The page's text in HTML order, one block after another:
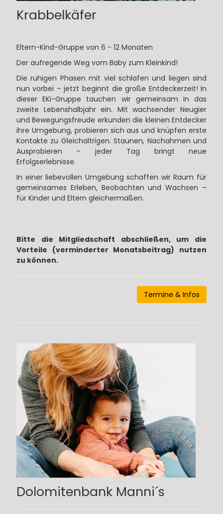
Krabbelkäfer
Eltern-Kind-Gruppe von 6 - 12 Monaten
Der aufregende Weg vom Baby zum Kleinkind!
Die ruhigen Phasen mit viel schlafen und liegen sind
nun vorbei – jetzt beginnt die große Entdeckerzeit! In
dieser EKi-Gruppe tauchen wir gemeinsam in das
zweite Lebenshalbjahr ein. Mit wachsender Neugier
und Bewegungsfreude erkunden die kleinen Entdecker
ihre Umgebung, probieren sich aus und knüpfen erste
Kontakte zu Gleichaltrigen. Staunen, Nachahmen und
Ausprobieren – jeder Tag bringt neue
Erfolgserlebnisse.
In einer liebevollen Umgebung schaffen wir Raum für
gemeinsames Erleben, Beobachten und Wachsen –
für Kinder und Eltern gleichermaßen.
Bitte die Mitgliedschaft abschließen, um die
Vorteile (verminderter Monatsbeitrag) nutzen
zu können.
Termine & Infos
Dolomitenbank Manni´s